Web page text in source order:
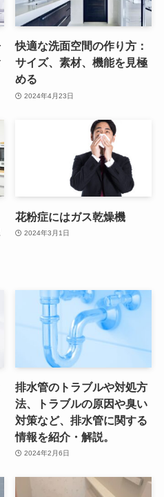
快適な洗面空間の作り方：
サイズ、素材、機能を見極
める
2024年4月23日
花粉症にはガス乾燥機
2024年3月1日
排水管のトラブルや対処方
法、トラブルの原因や臭い
対策など、排水管に関する
情報を紹介・解説。
2024年2月6日